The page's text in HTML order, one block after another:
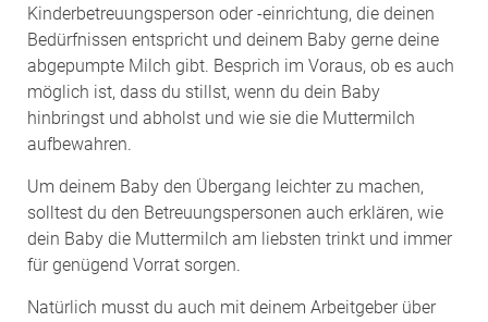
Kinderbetreuungsperson oder -einrichtung, die deinen
Bedürfnissen entspricht und deinem Baby gerne deine
abgepumpte Milch gibt. Besprich im Voraus, ob es auch
möglich ist, dass du stillst, wenn du dein Baby
hinbringst und abholst und wie sie die Muttermilch
aufbewahren.
Um deinem Baby den Übergang leichter zu machen,
solltest du den Betreuungspersonen auch erklären, wie
dein Baby die Muttermilch am liebsten trinkt und immer
für genügend Vorrat sorgen.
Natürlich musst du auch mit deinem Arbeitgeber über